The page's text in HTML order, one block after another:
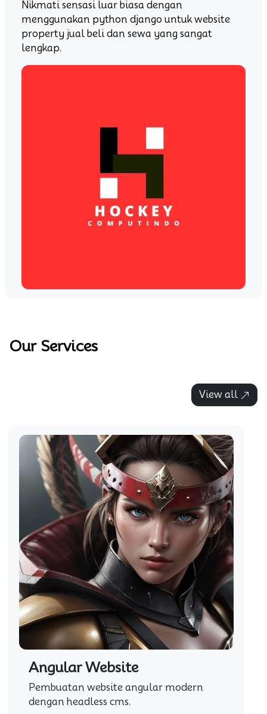
Nikmati sensasi luar biasa dengan
menggunakan python django untuk website
property jual beli dan sewa yang sangat
lengkap.
Our Services
View all
Angular Website
Pembuatan website angular modern
dengan headless cms.